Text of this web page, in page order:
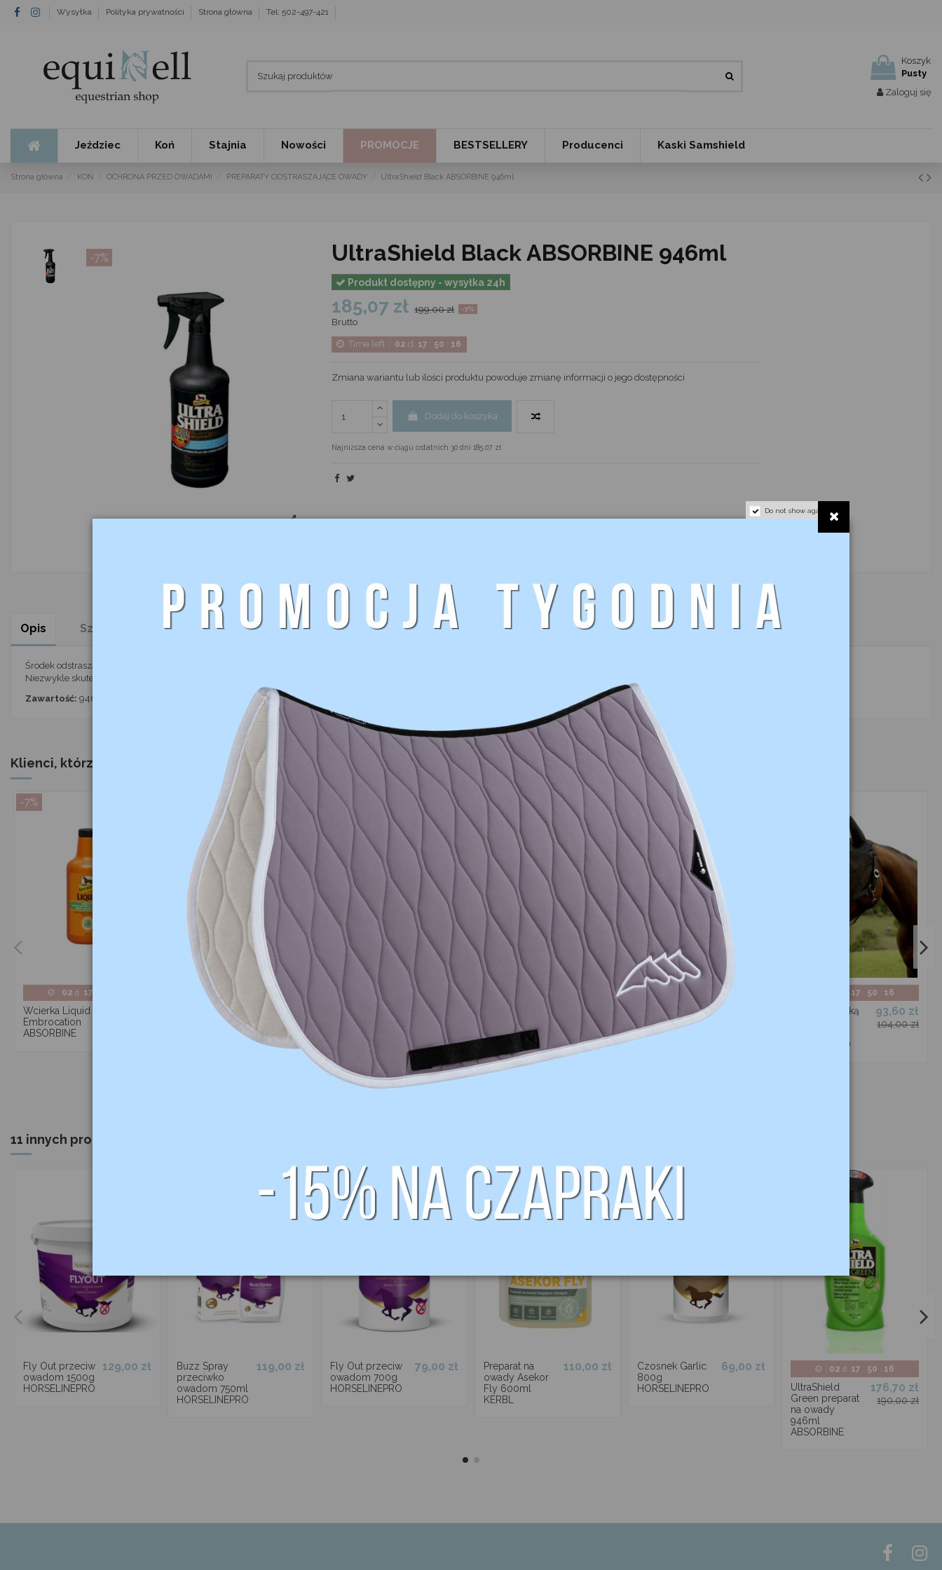
Wysyłka Polityka prywatności Strona główna Tel: 502-497-421
Koszyk
Pusty
Zaloguj się
Jeździec Koń Stajnia Nowości PROMOCJE BESTSELLERY Producenci Kaski Samshield
Strona główna KOŃ OCHRONA PRZED OWADAMI PREPARATY ODSTRASZAJĄCE OWADY UltraShield Black ABSORBINE 946ml
-7% UltraShield Black ABSORBINE 946ml
Produkt dostępny - wysyłka 24h
185,07 zł 199,00 zł -7%
Brutto
Time left 02 d. 17 : 50 : 16
Zmiana wariantu lub ilości produktu powoduje zmianę informacji o jego dostępności
Dodaj do koszyka
Najniższa cena w ciągu ostatnich 30 dni 185,07 zł
Opis Szczegóły produktu Komentarze(0)
Środek odstraszający owady do pomieszczeń
Niezwykle skuteczny środek odstraszający owady o składzie opartym na substancjach rozpuszczalnych w wodzie. Przyjemny zapach aloesu, lanoliny i olejku cytrynowego.
Zawartość: 946 ml, butelka z rozpylaczem
Klienci, którzy zakupili ten produkt, kupili również:
-7%
02 d. 17
Wcierka Liquid
Embrocation
ABSORBINE
Sól himalajska
1,75kg KERBL
23,00 zł
Patent do
lonżowania
bawełniany Full
KAVALKADE
125,00 zł
Uwiąz Quartz
YORK
22,00 zł
-3%
d. 50 16
Mahnenliquid -
przeciw
świądowi 500ml
17 : 50 : 16
Kantar z maską
COVALLIERO
93,60 zł
104,00 zł
11 innych produktów w tej samej kategorii:
Fly Out przeciw
owadom 1500g
HORSELINEPRO
129,00 zł
Buzz Spray
przeciwko
owadom 750ml
HORSELINEPRO
119,00 zł
Fly Out przeciw
owadom 700g
HORSELINEPRO
79,00 zł
Nowy
Preparat na
owady Asekor
Fly 600ml
KERBL
110,00 zł
Czosnek Garlic
800g
HORSELINEPRO
69,00 zł 02 d. 17 : 50 : 16
UltraShield
Green preparat
na owady
946ml
ABSORBINE
176,70 zł
190,00 zł
Do not show again.